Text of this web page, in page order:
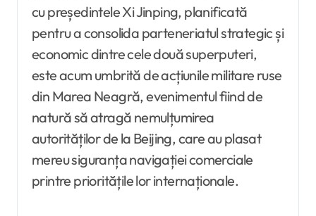
cu președintele Xi Jinping, planificată
pentru a consolida parteneriatul strategic și
economic dintre cele două superputeri,
este acum umbrită de acțiunile militare ruse
din Marea Neagră, evenimentul fiind de
natură să atragă nemulțumirea
autorităților de la Beijing, care au plasat
mereu siguranța navigației comerciale
printre prioritățile lor internaționale.